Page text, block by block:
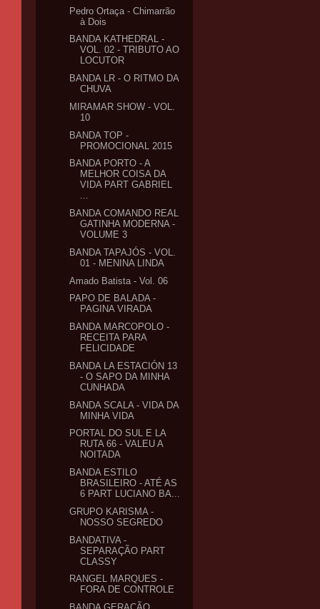
Pedro Ortaça - Chimarrão
à Dois
BANDA KATHEDRAL -
VOL. 02 - TRIBUTO AO
LOCUTOR
BANDA LR - O RITMO DA
CHUVA
MIRAMAR SHOW - VOL.
10
BANDA TOP -
PROMOCIONAL 2015
BANDA PORTO - A
MELHOR COISA DA
VIDA PART GABRIEL
...
BANDA COMANDO REAL
GATINHA MODERNA -
VOLUME 3
BANDA TAPAJÓS - VOL.
01 - MENINA LINDA
Amado Batista - Vol. 06
PAPO DE BALADA -
PAGINA VIRADA
BANDA MARCOPOLO -
RECEITA PARA
FELICIDADE
BANDA LA ESTACIÓN 13
- O SAPO DA MINHA
CUNHADA
BANDA SCALA - VIDA DA
MINHA VIDA
PORTAL DO SUL E LA
RUTA 66 - VALEU A
NOITADA
BANDA ESTILO
BRASILEIRO - ATÉ AS
6 PART LUCIANO BA...
GRUPO KARISMA -
NOSSO SEGREDO
BANDATIVA -
SEPARAÇÃO PART
CLASSY
RANGEL MARQUES -
FORA DE CONTROLE